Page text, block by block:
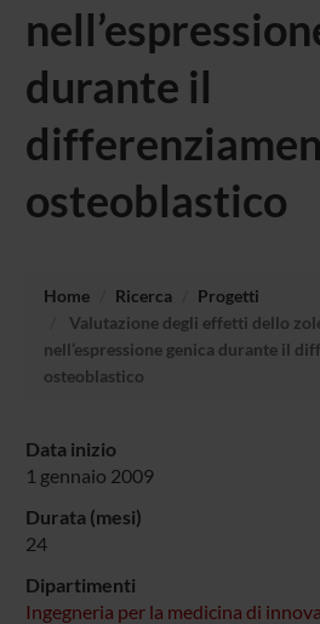
durante il
osteoblastico
Home Ricerca
Progetti
Valutazione degli effetti dello
nell’espressione genica durante il
osteoblastico
Data inizio
1 gennaio 2009
Durata (mesi)
24
Dipartimenti
Ingegneria per la medicina di